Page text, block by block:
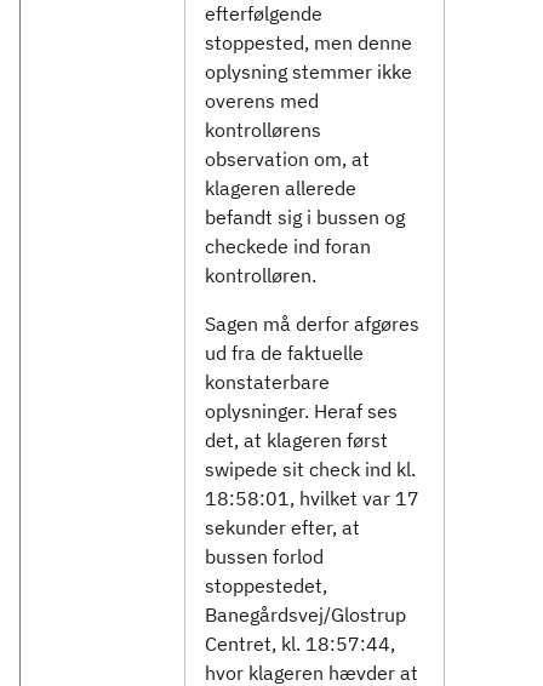
efterfølgende
stoppested, men denne
oplysning stemmer ikke
overens med
kontrollørens
observation om, at
klageren allerede
befandt sig i bussen og
checkede ind foran
kontrolløren.
Sagen må derfor afgøres
ud fra de faktuelle
konstaterbare
oplysninger. Heraf ses
det, at klageren først
swipede sit check ind kl.
18:58:01, hvilket var 17
sekunder efter, at
bussen forlod
stoppestedet,
Banegårdsvej/Glostrup
Centret, kl. 18:57:44,
hvor klageren hævder at